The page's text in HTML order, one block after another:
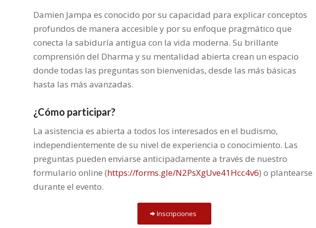
Damien Jampa es conocido por su capacidad para explicar conceptos
profundos de manera accesible y por su enfoque pragmático que
conecta la sabiduría antigua con la vida moderna. Su brillante
comprensión del Dharma y su mentalidad abierta crean un espacio
donde todas las preguntas son bienvenidas, desde las más básicas
hasta las más avanzadas.
¿Cómo participar?
La asistencia es abierta a todos los interesados en el budismo,
independientemente de su nivel de experiencia o conocimiento. Las
preguntas pueden enviarse anticipadamente a través de nuestro
formulario online (https://forms.gle/N2PsXgUve41Hcc4v6) o plantearse
durante el evento.
Inscripciones